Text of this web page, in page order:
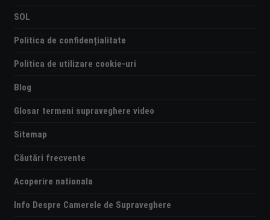
SOL
Politica de confidențialitate
Politica de utilizare cookie-uri
Blog
Glosar termeni supraveghere video
Sitemap
Căutări frecvente
Acoperire nationala
Info Despre Camerele de Supraveghere